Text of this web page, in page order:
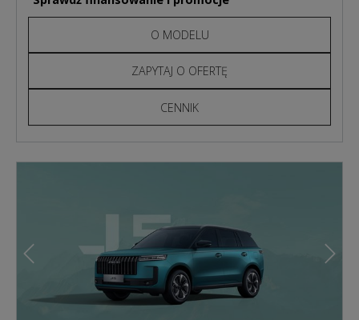
O MODELU
ZAPYTAJ O OFERTĘ
CENNIK
Poprzedni